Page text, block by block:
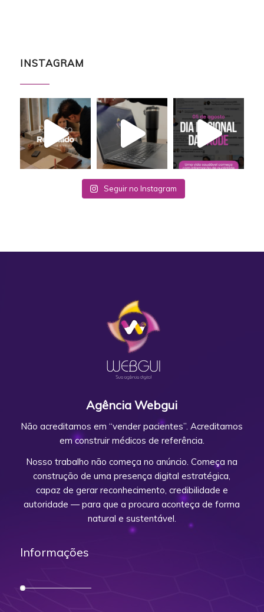
INSTAGRAM
Seguir no Instagram
Agência Webgui
Não acreditamos em “vender pacientes”. Acreditamos
em construir médicos de referência.
Nosso trabalho não começa no anúncio. Começa na
construção de uma presença digital estratégica,
capaz de gerar reconhecimento, credibilidade e
autoridade — para que a procura aconteça de forma
natural e sustentável.
Informações